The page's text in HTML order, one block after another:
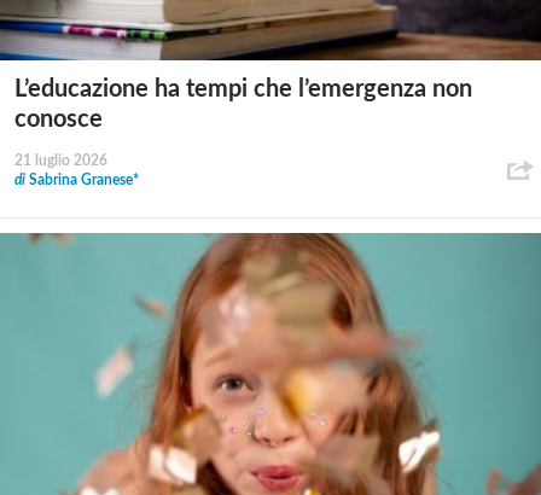
L’educazione ha tempi che l’emergenza non
conosce
21 luglio 2026
di Sabrina Granese*